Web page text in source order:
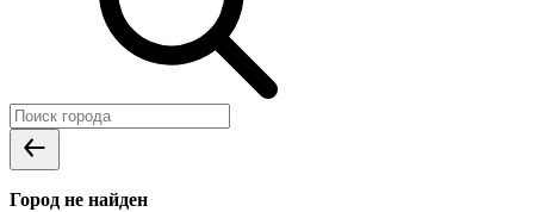
Город не найден